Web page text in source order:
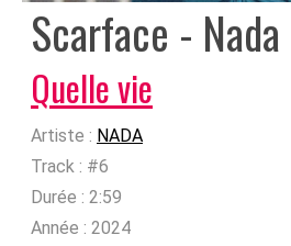
Scarface - Nada
Quelle vie
Artiste : NADA
Track : #6
Durée : 2:59
Année : 2024